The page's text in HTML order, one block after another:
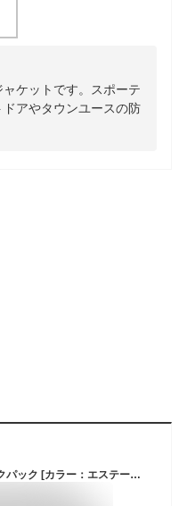
ケットです。スポーテ
アやタウンユースの防
マーモット MARMOT アイガー32 バックパック [カラー：エステートブルー×トータルエクリプス] [サイズ：21×35×66cm(32L)] #TOANGA3821-3544 【あす楽 送料無料】【スポーツ・アウトドア アウトドア バッグ】【EIGER 32】